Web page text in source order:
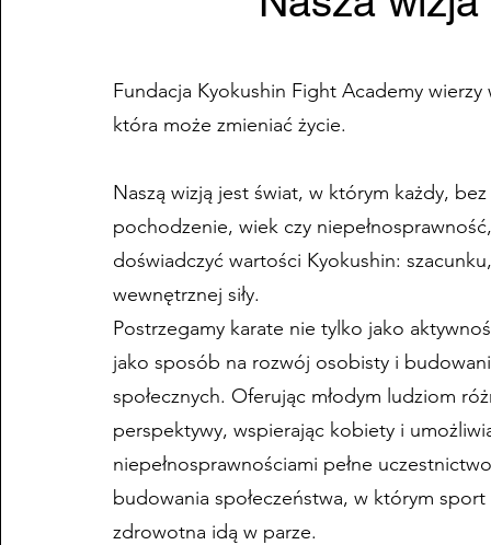
Fundacja Kyokushin Fight Academy
która może zmieniać życie.
Naszą wizją jest świat, w którym każdy,
pochodzenie, wiek czy
doświadczyć wartości Kyokushin:
wewnętrznej siły.
Postrzegamy karate nie tylko jako
jako sposób na rozwój osobisty i
społecznych. Oferując młodym ludziom
perspektywy, wspierając kobiety i
niepełnosprawnościami pełne
budowania społeczeństwa, w którym
zdrowotna idą w parze.